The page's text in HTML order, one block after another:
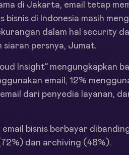
di Jakarta, email tetap
di Indonesia masih
dalam hal security
persnya, Jumat.
Insight” mengungkapkan
email, 12%
dari penyedia layanan,
bisnis berbayar
dan archiving (48%).